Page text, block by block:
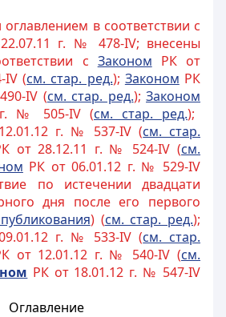
в соответствии с
г. № 478-IV; внесены
с Законом РК от
IV (см. стар. ред.); Законом РК
IV (см. стар. ред.);Законом
№ 505-IV (см. стар. ред.);
г. № 537-IV (см. стар.
от 28.12.11 г. № 524-IV (см.
РК от 06.01.12 г. № 529-IV
по истечении двадцати
дня после его первого
) (см. стар. ред.);
г. № 533-IV (см. стар.
от 12.01.12 г. № 540-IV (см.
РК от 18.01.12 г. № 547-IV
Оглавление